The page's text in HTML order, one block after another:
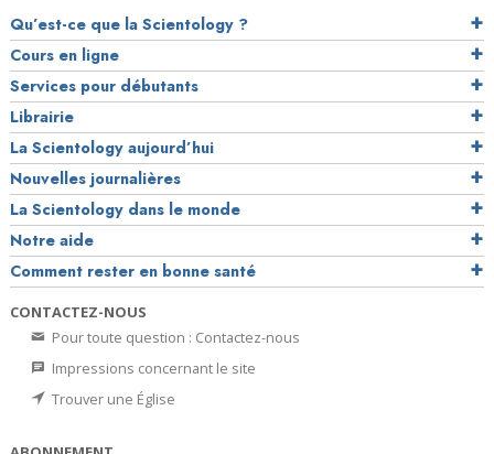
Qu’est-ce que la Scientology ?
Cours en ligne
Services pour débutants
Librairie
La Scientology aujourd’hui
Nouvelles journalières
La Scientology dans le monde
Notre aide
Comment rester en bonne santé
CONTACTEZ-NOUS
Pour toute question : Contactez-nous
Impressions concernant le site
Trouver une Église